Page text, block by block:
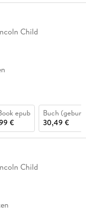
Child
epub
€
Buch
30,49 €
Child